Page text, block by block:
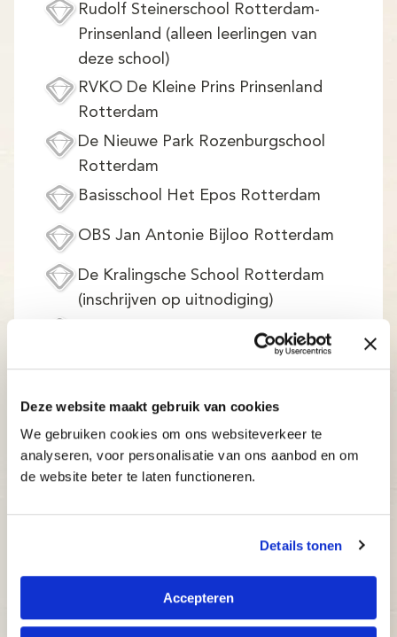
Deze website maakt gebruik van cookies
We gebruiken cookies om ons websiteverkeer te
analyseren, voor personalisatie van ons aanbod en om
de website beter te laten functioneren.
Details tonen
Accepteren
Rudolf Steinerschool Rotterdam-
Prinsenland (alleen leerlingen van
deze school)
RVKO De Kleine Prins Prinsenland
Rotterdam
De Nieuwe Park Rozenburgschool
Rotterdam
Basisschool Het Epos Rotterdam
OBS Jan Antonie Bijloo Rotterdam
De Kralingsche School Rotterdam
(inschrijven op uitnodiging)
RKVO de Kleine Prins Rotterdam (loc.
Pionier Rotterdam
CBS Het Lichtpunt Rhoon
Huis van de Wijk - Dock Rotterdam
OBS de Pijler Maasdam